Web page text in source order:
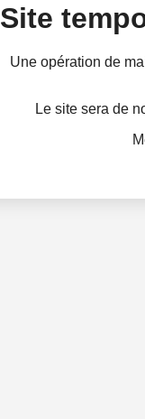
Site
Une opération de
Le site sera de